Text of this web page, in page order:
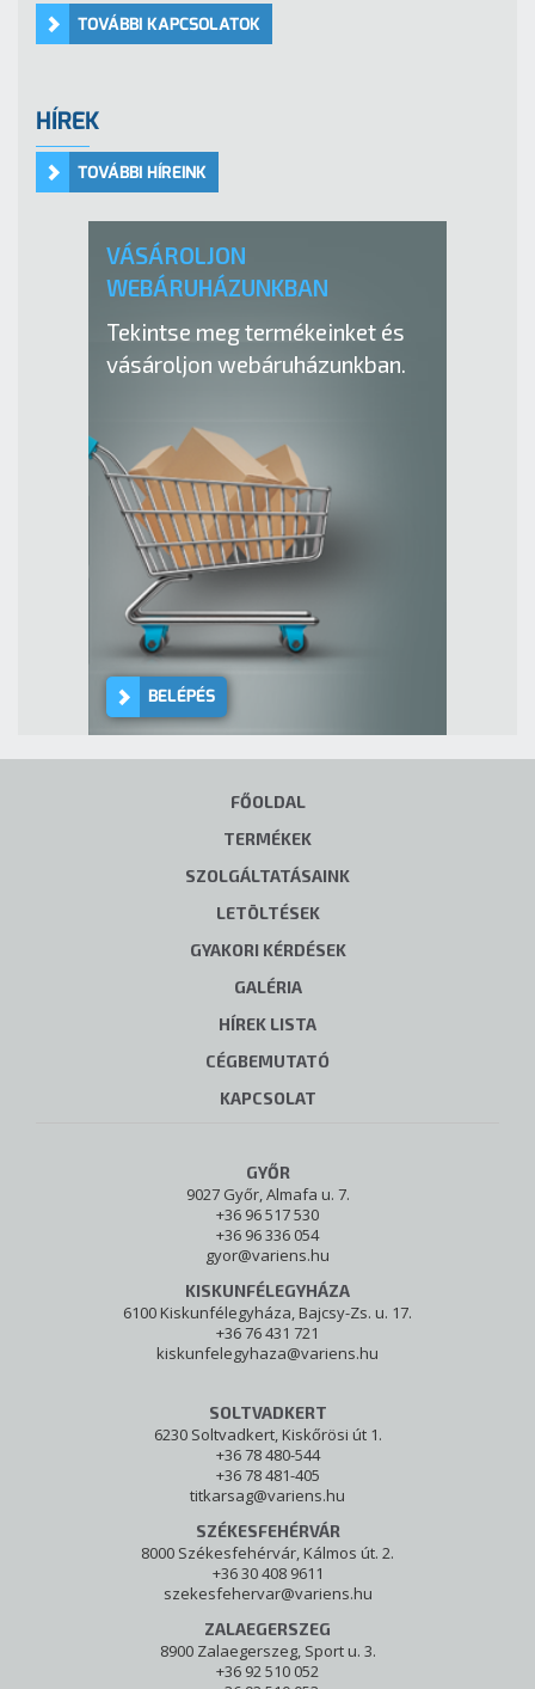
TOVÁBBI KAPCSOLATOK
HÍREK
TOVÁBBI HÍREINK
VÁSÁROLJON
WEBÁRUHÁZUNKBAN
Tekintse meg termékeinket és
vásároljon webáruházunkban.
BELÉPÉS
FŐOLDAL
TERMÉKEK
SZOLGÁLTATÁSAINK
LETÖLTÉSEK
GYAKORI KÉRDÉSEK
GALÉRIA
HÍREK LISTA
CÉGBEMUTATÓ
KAPCSOLAT
GYŐR
9027 Győr, Almafa u. 7.
+36 96 517 530
+36 96 336 054
gyor@variens.hu
KISKUNFÉLEGYHÁZA
6100 Kiskunfélegyháza, Bajcsy-Zs. u. 17.
+36 76 431 721
kiskunfelegyhaza@variens.hu
SOLTVADKERT
6230 Soltvadkert, Kiskőrösi út 1.
+36 78 480-544
+36 78 481-405
titkarsag@variens.hu
SZÉKESFEHÉRVÁR
8000 Székesfehérvár, Kálmos út. 2.
+36 30 408 9611
szekesfehervar@variens.hu
ZALAEGERSZEG
8900 Zalaegerszeg, Sport u. 3.
+36 92 510 052